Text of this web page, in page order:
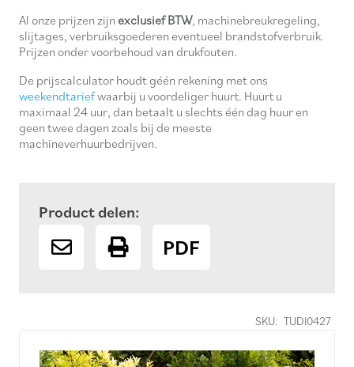
SKU: TUDI0427
Al onze prijzen zijn exclusief BTW, machinebreukregeling,
slijtages, verbruiksgoederen eventueel brandstofverbruik.
Prijzen onder voorbehoud van drukfouten.
De prijscalculator houdt géén rekening met ons
weekendtariefwaarbij u voordeliger huurt. Huurt u
maximaal 24 uur, dan betaalt u slechts één dag huur en
geen twee dagen zoals bij de meeste
machineverhuurbedrijven.
Product delen:
PDF